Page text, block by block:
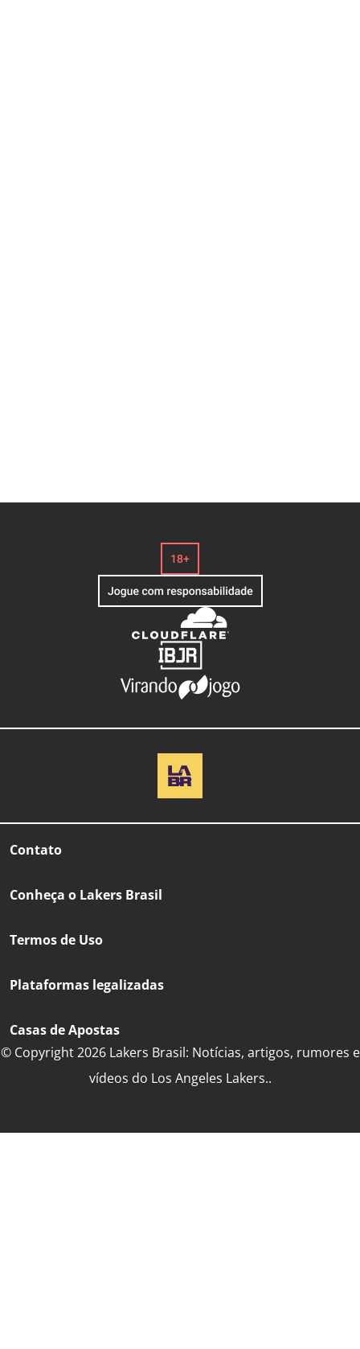
Contato
Conheça o Lakers Brasil
Termos de Uso
Plataformas legalizadas
Casas de Apostas
© Copyright 2026 Lakers Brasil: Notícias, artigos, rumores e
vídeos do Los Angeles Lakers..